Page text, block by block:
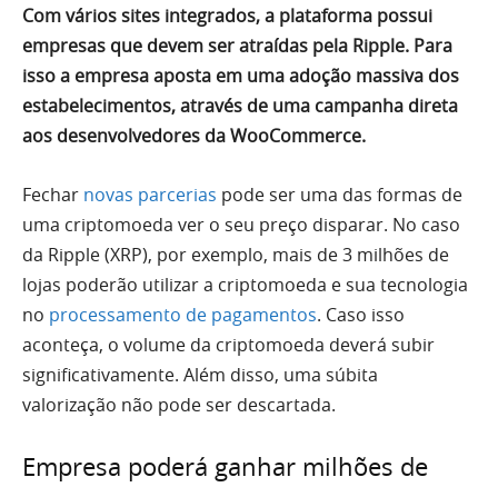
Com vários sites integrados, a plataforma possui
empresas que devem ser atraídas pela Ripple. Para
isso a empresa aposta em uma adoção massiva dos
estabelecimentos, através de uma campanha direta
aos desenvolvedores da WooCommerce.
Fechar novas parcerias pode ser uma das formas de
uma criptomoeda ver o seu preço disparar. No caso
da Ripple (XRP), por exemplo, mais de 3 milhões de
lojas poderão utilizar a criptomoeda e sua tecnologia
no processamento de pagamentos. Caso isso
aconteça, o volume da criptomoeda deverá subir
significativamente. Além disso, uma súbita
valorização não pode ser descartada.
Empresa poderá ganhar milhões de